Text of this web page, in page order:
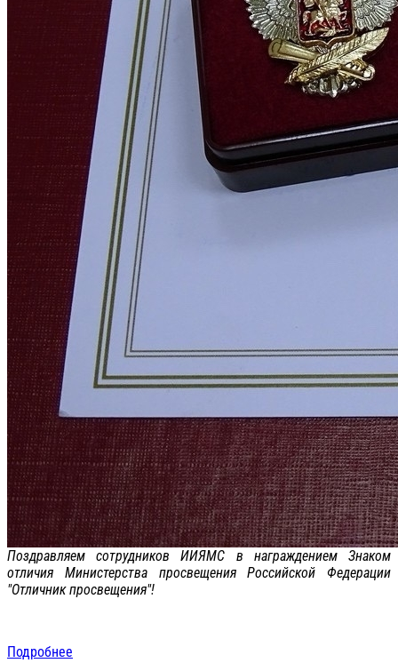
Поздравляем сотрудников ИИЯМС в награждением Знаком
отличия Министерства просвещения Российской Федерации
"Отличник просвещения"!
Подробнее